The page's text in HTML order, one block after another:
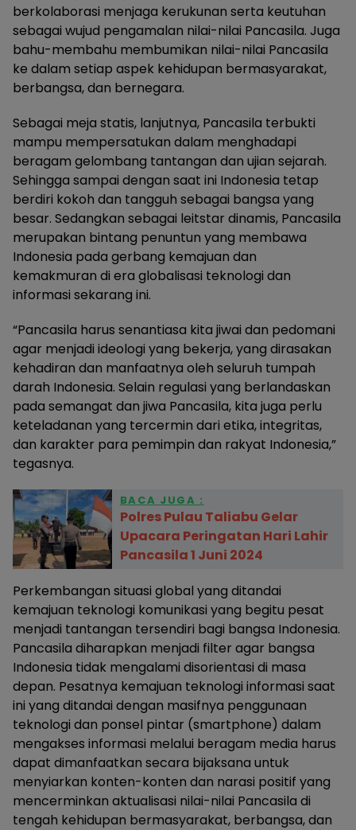
berkolaborasi menjaga kerukunan serta keutuhan
sebagai wujud pengamalan nilai-nilai Pancasila. Juga
bahu-membahu membumikan nilai-nilai Pancasila
ke dalam setiap aspek kehidupan bermasyarakat,
berbangsa, dan bernegara.
Sebagai meja statis, lanjutnya, Pancasila terbukti
mampu mempersatukan dalam menghadapi
beragam gelombang tantangan dan ujian sejarah.
Sehingga sampai dengan saat ini Indonesia tetap
berdiri kokoh dan tangguh sebagai bangsa yang
besar. Sedangkan sebagai leitstar dinamis, Pancasila
merupakan bintang penuntun yang membawa
Indonesia pada gerbang kemajuan dan
kemakmuran di era globalisasi teknologi dan
informasi sekarang ini.
“Pancasila harus senantiasa kita jiwai dan pedomani
agar menjadi ideologi yang bekerja, yang dirasakan
kehadiran dan manfaatnya oleh seluruh tumpah
darah Indonesia. Selain regulasi yang berlandaskan
pada semangat dan jiwa Pancasila, kita juga perlu
keteladanan yang tercermin dari etika, integritas,
dan karakter para pemimpin dan rakyat Indonesia,”
tegasnya.
BACA JUGA :
Polres Pulau Taliabu Gelar
Upacara Peringatan Hari Lahir
Pancasila 1 Juni 2024
Perkembangan situasi global yang ditandai
kemajuan teknologi komunikasi yang begitu pesat
menjadi tantangan tersendiri bagi bangsa Indonesia.
Pancasila diharapkan menjadi filter agar bangsa
Indonesia tidak mengalami disorientasi di masa
depan. Pesatnya kemajuan teknologi informasi saat
ini yang ditandai dengan masifnya penggunaan
teknologi dan ponsel pintar (smartphone) dalam
mengakses informasi melalui beragam media harus
dapat dimanfaatkan secara bijaksana untuk
menyiarkan konten-konten dan narasi positif yang
mencerminkan aktualisasi nilai-nilai Pancasila di
tengah kehidupan bermasyarakat, berbangsa, dan